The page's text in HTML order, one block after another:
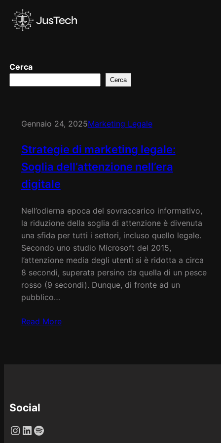
Cerca
Cerca
Gennaio 24, 2025Marketing Legale
Strategie di marketing legale:
Soglia dell’attenzione nell’era
digitale
Nell’odierna epoca del sovraccarico informativo,
la riduzione della soglia di attenzione è divenuta
una sfida per tutti i settori, incluso quello legale.
Secondo uno studio Microsoft del 2015,
l’attenzione media degli utenti si è ridotta a circa
8 secondi, superata persino da quella di un pesce
rosso (9 secondi). Dunque, di fronte ad un
pubblico…
Read More
Social
Instagram LinkedIn Spotify